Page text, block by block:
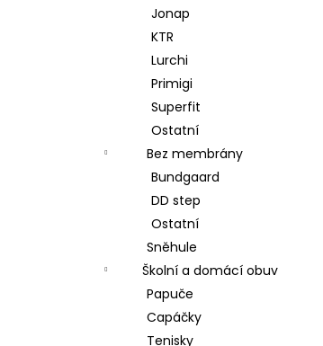
Jonap
KTR
Lurchi
Primigi
Superfit
Ostatní
Bez membrány
Bundgaard
DD step
Ostatní
Sněhule
Školní a domácí obuv
Papuče
Capáčky
Tenisky